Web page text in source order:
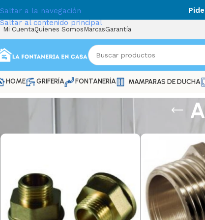
Saltar a la navegación
Saltar al contenido principal
Mi CuentaQuienes Somos MarcasGarantía
HOME GRIFERÍA FONTANERÍA MAMPARAS DE DUCHA